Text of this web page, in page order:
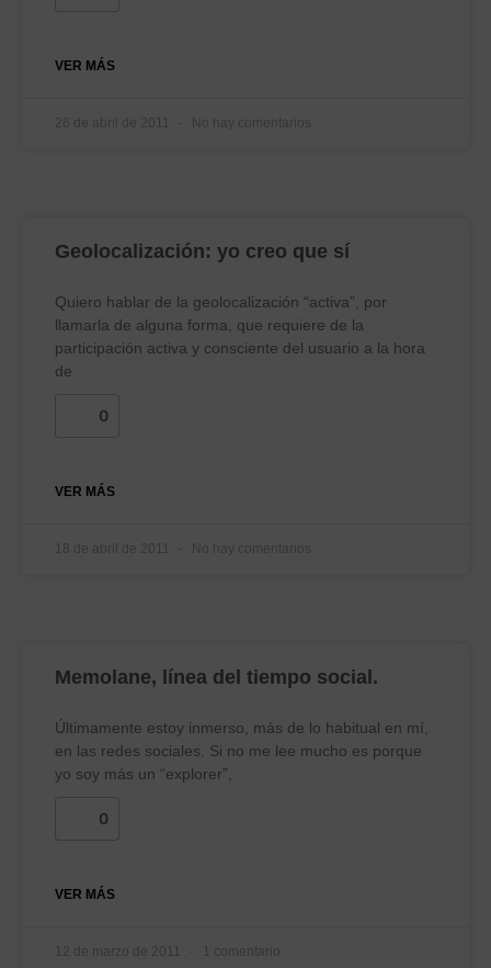
VER MÁS
26 de abril de 2011 No hay comentarios
Geolocalización: yo creo que sí
Quiero hablar de la geolocalización “activa”, por
llamarla de alguna forma, que requiere de la
participación activa y consciente del usuario a la hora
de
0
VER MÁS
18 de abril de 2011 No hay comentarios
Memolane, línea del tiempo social.
Últimamente estoy inmerso, más de lo habitual en mí,
en las redes sociales. Si no me lee mucho es porque
yo soy más un “explorer”,
0
VER MÁS
12 de marzo de 2011 1 comentario